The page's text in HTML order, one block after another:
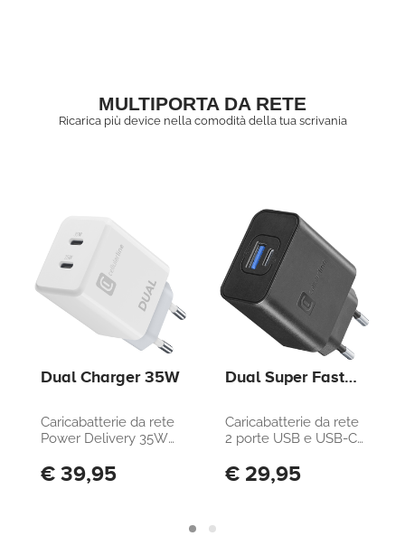
MULTIPORTA DA RETE
Ricarica più device nella comodità della tua scrivania
Dual Charger 35W
Caricabatterie da rete
Power Delivery 35W
USB-C
€ 39,95
Dual Super Fast
Samsung
Caricabatterie da rete
2 porte USB e USB-C
Fast Charging 25W
€ 29,95